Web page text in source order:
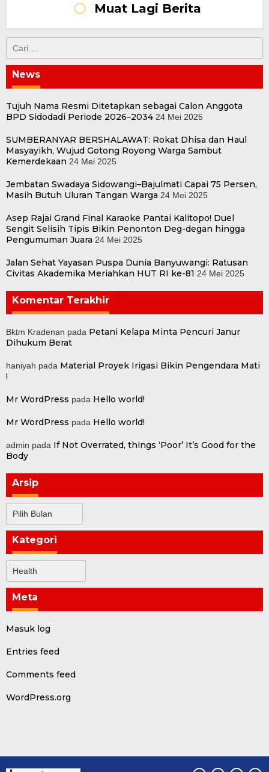
Muat Lagi Berita
untuk:
News
Tujuh Nama Resmi Ditetapkan sebagai Calon Anggota
BPD Sidodadi Periode 2026–2034 24 Mei 2025
SUMBERANYAR BERSHALAWAT: Rokat Dhisa dan Haul
Masyayikh, Wujud Gotong Royong Warga Sambut
Kemerdekaan 24 Mei 2025
Jembatan Swadaya Sidowangi–Bajulmati Capai 75 Persen,
Masih Butuh Uluran Tangan Warga 24 Mei 2025
Asep Rajai Grand Final Karaoke Pantai Kalitopo! Duel
Sengit Selisih Tipis Bikin Penonton Deg-degan hingga
Pengumuman Juara 24 Mei 2025
Jalan Sehat Yayasan Puspa Dunia Banyuwangi: Ratusan
Civitas Akademika Meriahkan HUT RI ke-81 24 Mei 2025
Komentar Terakhir
Bktm Kradenan pada Petani Kelapa Minta Pencuri Janur
Dihukum Berat
haniyah pada Material Proyek Irigasi Bikin Pengendara Mati
!
Mr WordPress pada Hello world!
Mr WordPress pada Hello world!
admin pada If Not Overrated, things ‘Poor’ It’s Good for the
Body
Arsip
Kategori
Meta
Masuk log
Entries feed
Comments feed
WordPress.org